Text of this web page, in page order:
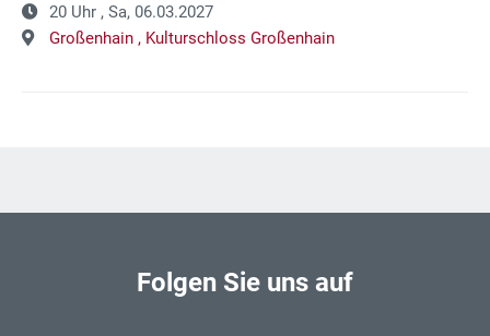
20 Uhr , Sa, 06.03.2027
Großenhain , Kulturschloss Großenhain
Folgen Sie uns auf